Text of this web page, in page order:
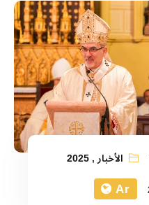
الأخبار,
2025
Ar